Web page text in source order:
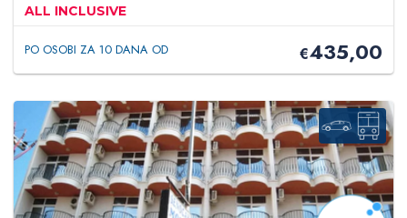
ALL INCLUSIVE
PO OSOBI ZA 10 DANA OD €435,00